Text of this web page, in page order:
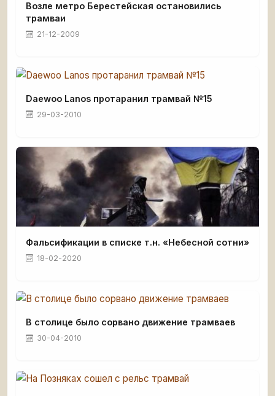
Возле метро Берестейская остановились
трамваи
21-12-2009
Daewoo Lanos протаранил трамвай №15
29-03-2010
Фальсификации в списке т.н. «Небесной сотни»
18-02-2020
В столице было сорвано движение трамваев
30-04-2010